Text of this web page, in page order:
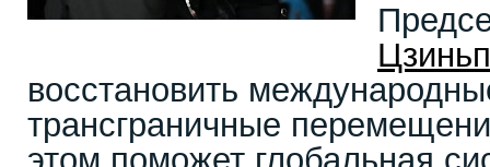
восстановить
трансграничные